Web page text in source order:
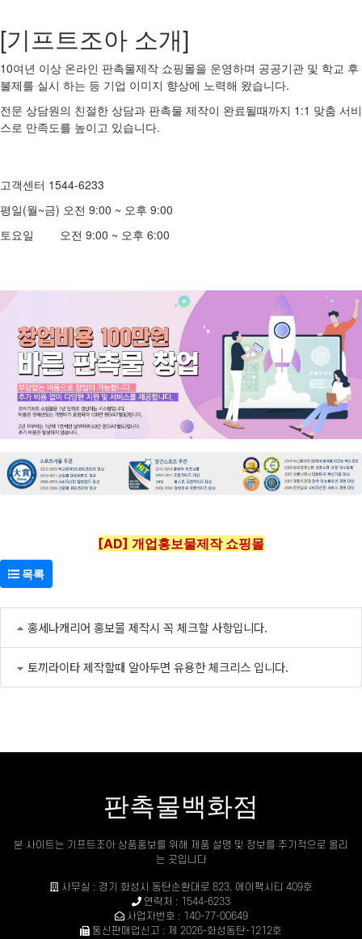
[기프트조아 소개]
10여년 이상 온라인 판촉물제작 쇼핑몰을 운영하며 공공기관 및 학교 후
불제를 실시 하는 등 기업 이미지 향상에 노력해 왔습니다.
전문 상담원의 친절한 상담과 판촉물 제작이 완료될때까지 1:1 맞춤 서비
스로 만족도를 높이고 있습니다.
고객센터 1544-6233
평일(월~금) 오전 9:00 ~ 오후 9:00
토요일 오전 9:00 ~ 오후 6:00
[AD] 개업홍보물제작 쇼핑몰
목록
홍세나캐리어 홍보물 제작시 꼭 체크할 사항입니다.
토끼라이타 제작할때 알아두면 유용한 체크리스 입니다.
판촉물백화점
본 사이트는 기프트조아 상품홍보를 위해 제품 설명 및 정보를 주기적으로 올리
는 곳입니다
사무실 : 경기 화성시 동탄순환대로 823, 에이팩시티 409호
연락처 : 1544-6233
사업자번호 : 140-77-00649
통신판매업신고 : 제 2026-화성동탄-1212호